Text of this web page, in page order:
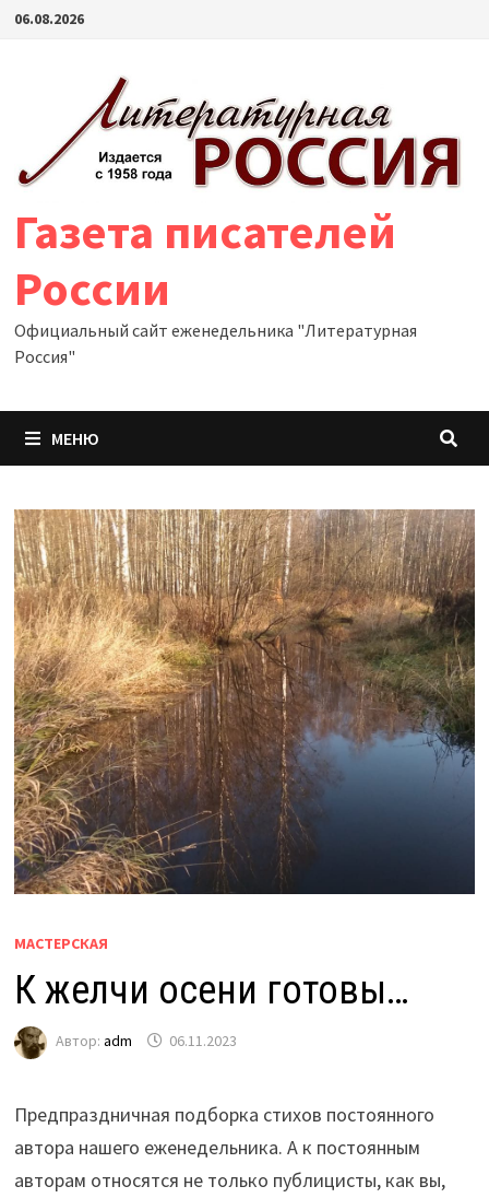
Перейти
06.08.2026
Газета писателей
России
Официальный сайт еженедельника "Литературная
Россия"
МЕНЮ
МАСТЕРСКАЯ
К желчи осени готовы…
Автор: adm 06.11.2023
Предпраздничная подборка стихов постоянного
автора нашего еженедельника. А к постоянным
авторам относятся не только публицисты, как вы,